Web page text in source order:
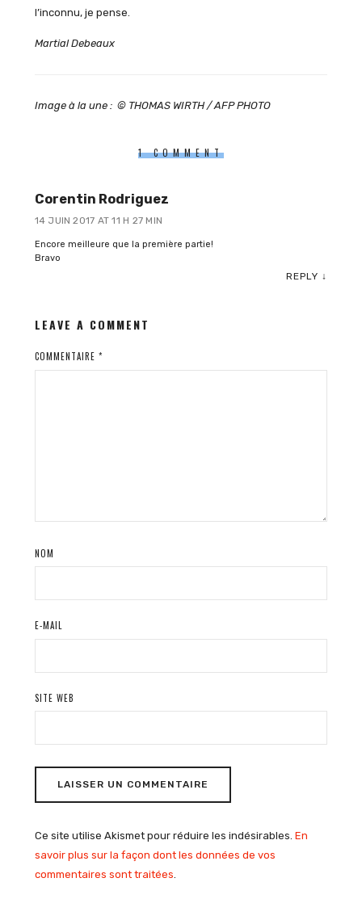
l’inconnu, je pense.
Martial Debeaux
Image à la une : © THOMAS WIRTH / AFP PHOTO
1 COMMENT
Corentin Rodriguez
14 JUIN 2017 AT 11 H 27 MIN
Encore meilleure que la première partie!
Bravo
REPLY ↓
LEAVE A COMMENT
COMMENTAIRE *
NOM
E-MAIL
SITE WEB
Ce site utilise Akismet pour réduire les indésirables. En
savoir plus sur la façon dont les données de vos
commentaires sont traitées.